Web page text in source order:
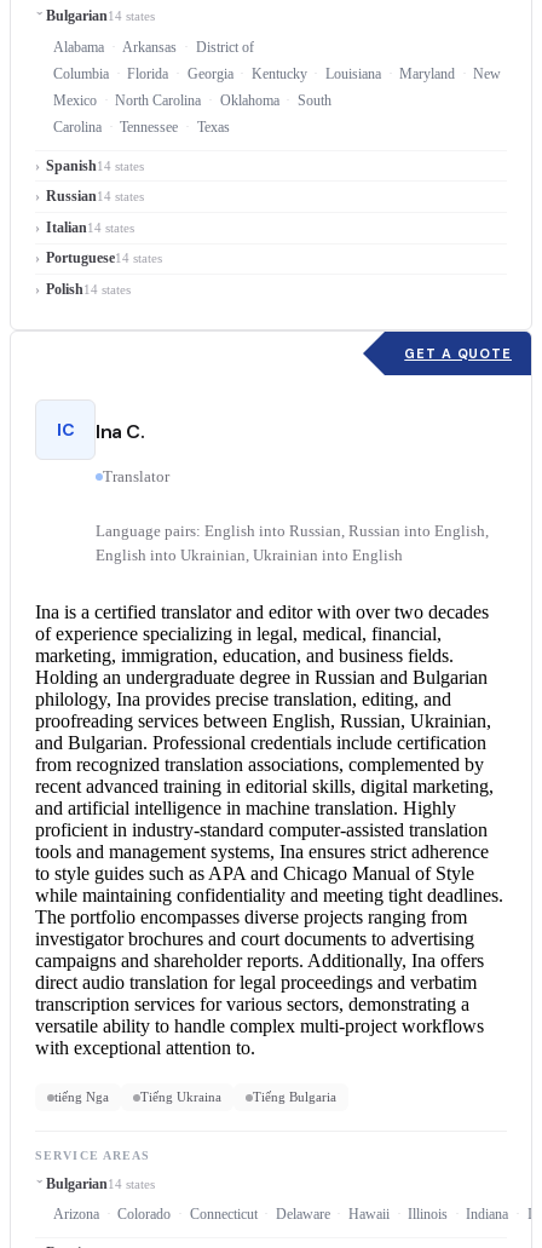
Bulgarian14 states
Alabama Arkansas
District of
Columbia
Florida Georgia Kentucky Louisiana Maryland
New
Mexico
North Carolina Oklahoma
South
Carolina
Tennessee Texas
Spanish14 states
Russian14 states
Italian14 states
Portuguese14 states
Polish14 states
GET A QUOTE
IC Ina C.
Translator
Language pairs: English into Russian, Russian into English,
English into Ukrainian, Ukrainian into English
Ina is a certified translatorand editor with over two decades
of experience specializing in legal, medical, financial,
marketing, immigration, education, and business fields.
Holding an undergraduate degree in Russian and Bulgarian
philology, Ina provides precise translation, editing, and
proofreading services between English, Russian, Ukrainian,
and Bulgarian. Professional credentials include certification
from recognized translation associations, complemented by
recent advanced training in editorial skills, digital marketing,
and artificial intelligence in machine translation. Highly
proficient in industry-standard computer-assisted translation
tools and management systems, Ina ensures strict adherence
to style guides such as APA and Chicago Manual of Style
while maintaining confidentiality and meeting tight deadlines.
The portfolio encompasses diverse projects ranging from
investigator brochures and court documents to advertising
campaigns and shareholder reports. Additionally, Ina offers
direct audio translation for legal proceedings and verbatim
transcription services for various sectors, demonstrating a
versatile ability to handle complex multi-project workflows
with exceptional attention to.
tiếng Nga Tiếng Ukraina Tiếng Bulgaria
SERVICE AREAS
Bulgarian14 states
Arizona Colorado Connecticut Delaware Hawaii Illinois Indiana